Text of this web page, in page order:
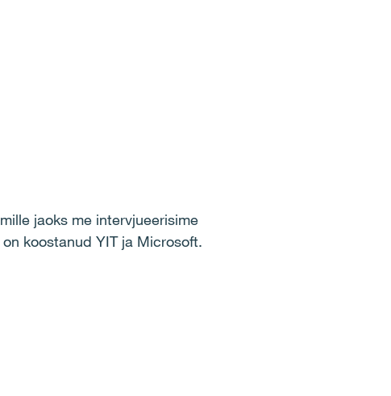
jaoks me intervjueerisime
koostanud YIT ja Microsoft.